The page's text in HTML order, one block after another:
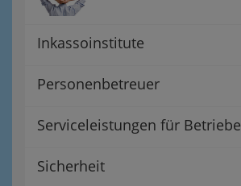
Inkassoinstitute
Personenbetreuer
Serviceleistungen für Betriebe
Sicherheit